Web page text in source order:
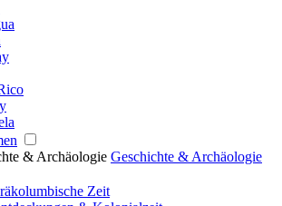
& Archäologie Geschichte & Archäologie
Zeit